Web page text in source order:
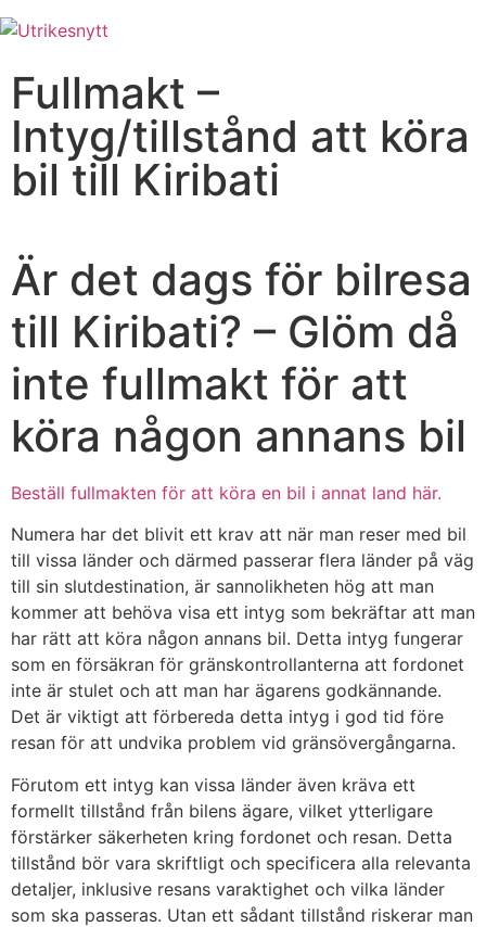
Fullmakt –
Intyg/tillstånd att köra
bil till Kiribati
Är det dags för bilresa
till Kiribati? – Glöm då
inte fullmakt för att
köra någon annans bil
Beställ fullmakten för att köra en bil i annat land här.
Numera har det blivit ett krav att när man reser med bil
till vissa länder och därmed passerar flera länder på väg
till sin slutdestination, är sannolikheten hög att man
kommer att behöva visa ett intyg som bekräftar att man
har rätt att köra någon annans bil. Detta intyg fungerar
som en försäkran för gränskontrollanterna att fordonet
inte är stulet och att man har ägarens godkännande.
Det är viktigt att förbereda detta intyg i god tid före
resan för att undvika problem vid gränsövergångarna.
Förutom ett intyg kan vissa länder även kräva ett
formellt tillstånd från bilens ägare, vilket ytterligare
förstärker säkerheten kring fordonet och resan. Detta
tillstånd bör vara skriftligt och specificera alla relevanta
detaljer, inklusive resans varaktighet och vilka länder
som ska passeras. Utan ett sådant tillstånd riskerar man